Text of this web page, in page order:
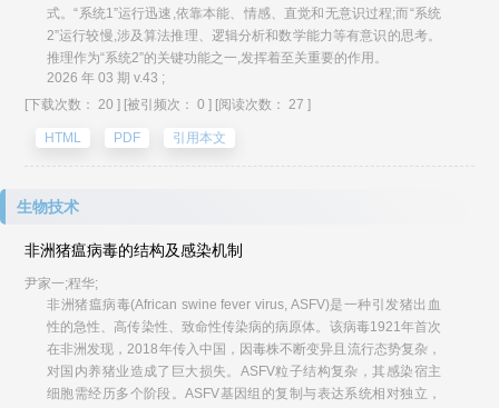
式。“系统1”运行迅速,依靠本能、情感、直觉和无意识过程;而“系统
2”运行较慢,涉及算法推理、逻辑分析和数学能力等有意识的思考。
推理作为“系统2”的关键功能之一,发挥着至关重要的作用。
2026 年 03 期 v.43 ;
[下载次数： 20 ] [被引频次： 0 ] [阅读次数： 27 ]
HTML PDF 引用本文
生物技术
非洲猪瘟病毒的结构及感染机制
尹家一;程华;
非洲猪瘟病毒(African swine fever virus, ASFV)是一种引发猪出血
性的急性、高传染性、致命性传染病的病原体。该病毒1921年首次
在非洲发现，2018年传入中国，因毒株不断变异且流行态势复杂，
对国内养猪业造成了巨大损失。ASFV粒子结构复杂，其感染宿主
细胞需经历多个阶段。ASFV基因组的复制与表达系统相对独立，